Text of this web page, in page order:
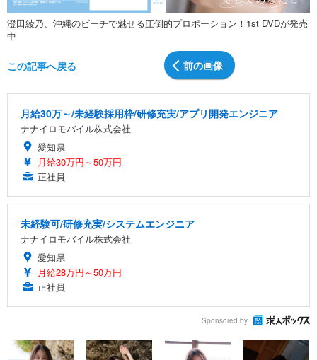
澄田綾乃、沖縄のビーチで魅せる圧倒的プロポーション！1st DVDが発売
中
前の画像
この記事へ戻る
月給30万～/未経験採用枠/研修充実/アプリ開発エンジニア
ナナイロモバイル株式会社
愛知県
月給30万円～50万円
正社員
未経験可/研修充実/システムエンジニア
ナナイロモバイル株式会社
愛知県
月給28万円～50万円
正社員
Sponsored by